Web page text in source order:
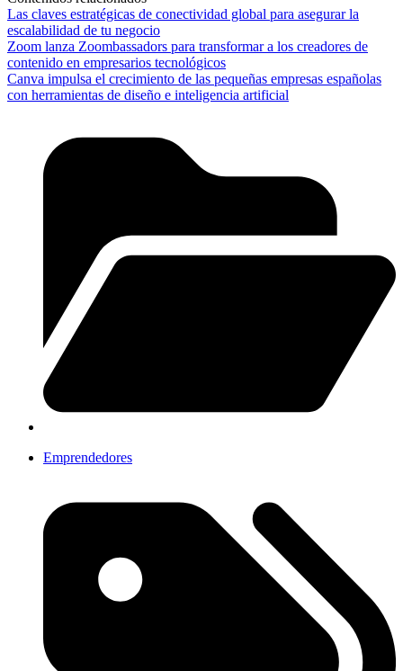
Las claves estratégicas de conectividad global para asegurar la
escalabilidad de tu negocio
Zoom lanza Zoombassadors para transformar a los creadores de
contenido en empresarios tecnológicos
Canva impulsa el crecimiento de las pequeñas empresas españolas
con herramientas de diseño e inteligencia artificial
Emprendedores